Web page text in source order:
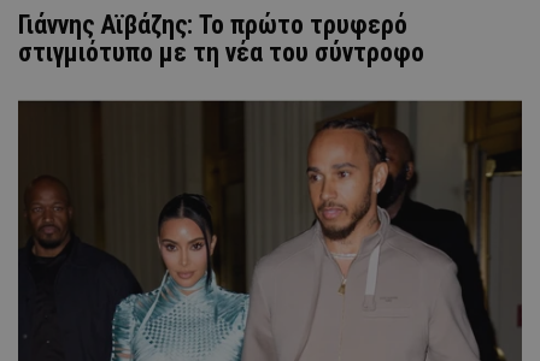
Γιάννης Αϊβάζης: Το πρώτο τρυφερό
στιγμιότυπο με τη νέα του σύντροφο